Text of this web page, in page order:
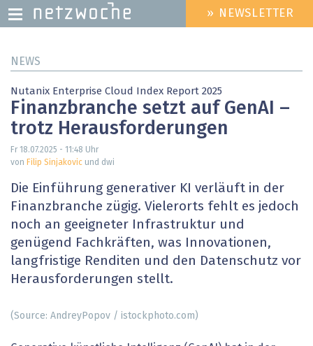
zum
HEADER
MENU
» NEWSLETTER
NEWS
Nutanix Enterprise Cloud Index Report 2025
Finanzbranche setzt auf GenAI –
trotz Herausforderungen
Fr 18.07.2025 - 11:48 Uhr
von Filip Sinjakovic und dwi
Die Einführung generativer KI verläuft in der
Finanzbranche zügig. Vielerorts fehlt es jedoch
noch an geeigneter Infrastruktur und
genügend Fachkräften, was Innovationen,
langfristige Renditen und den Datenschutz vor
Herausforderungen stellt.
(Source: AndreyPopov / istockphoto.com)